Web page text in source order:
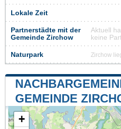
Lokale Zeit
Partnerstädte mit der
Gemeinde Zirchow
Aktuell
keine
Naturpark Zirchow
GEMEINDE
+